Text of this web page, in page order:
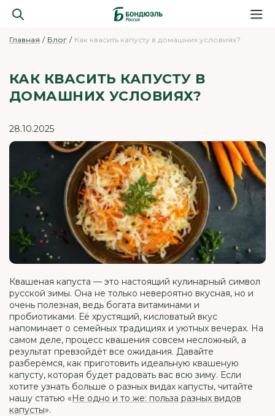
Главная Блог Как квасить капусту в домашних условиях?
КАК КВАСИТЬ КАПУСТУ В
ДОМАШНИХ УСЛОВИЯХ?
28.10.2025
Квашеная капуста — это настоящий кулинарный символ
русской зимы. Она не только невероятно вкусная, но и
очень полезная, ведь богата витаминами и
пробиотиками. Её хрустящий, кисловатый вкус
напоминает о семейных традициях и уютных вечерах. На
самом деле, процесс квашения совсем несложный, а
результат превзойдёт все ожидания. Давайте
разберёмся, как приготовить идеальную квашеную
капусту, которая будет радовать вас всю зиму. Если
хотите узнать больше о разных видах капусты, читайте
нашу статью «Не одно и то же: польза разных видов
капусты».